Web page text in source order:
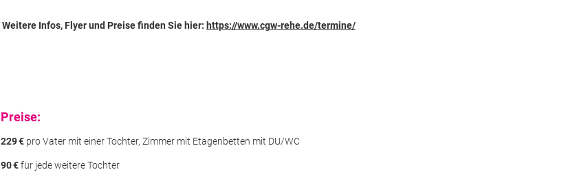
Weitere Infos, Flyer und Preise finden Sie hier: https://www.cgw-rehe.de/termine/
Preise:
229€ pro Vater mit einer Tochter, Zimmer mit Etagenbetten mit DU/WC
90€für jede weitere Tochter